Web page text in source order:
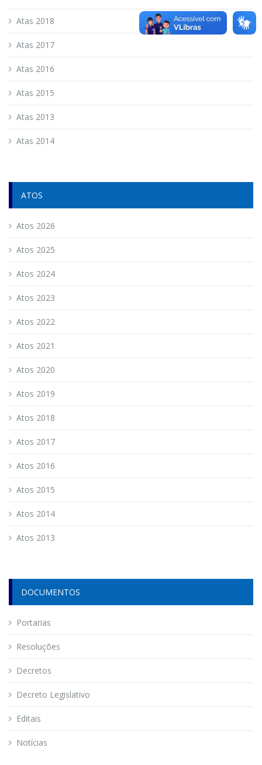
Atas 2018
Atas 2017
Atas 2016
Atas 2015
Atas 2013
Atas 2014
ATOS
Atos 2026
Atos 2025
Atos 2024
Atos 2023
Atos 2022
Atos 2021
Atos 2020
Atos 2019
Atos 2018
Atos 2017
Atos 2016
Atos 2015
Atos 2014
Atos 2013
DOCUMENTOS
Portarias
Resoluções
Decretos
Decreto Legislativo
Editais
Notícias